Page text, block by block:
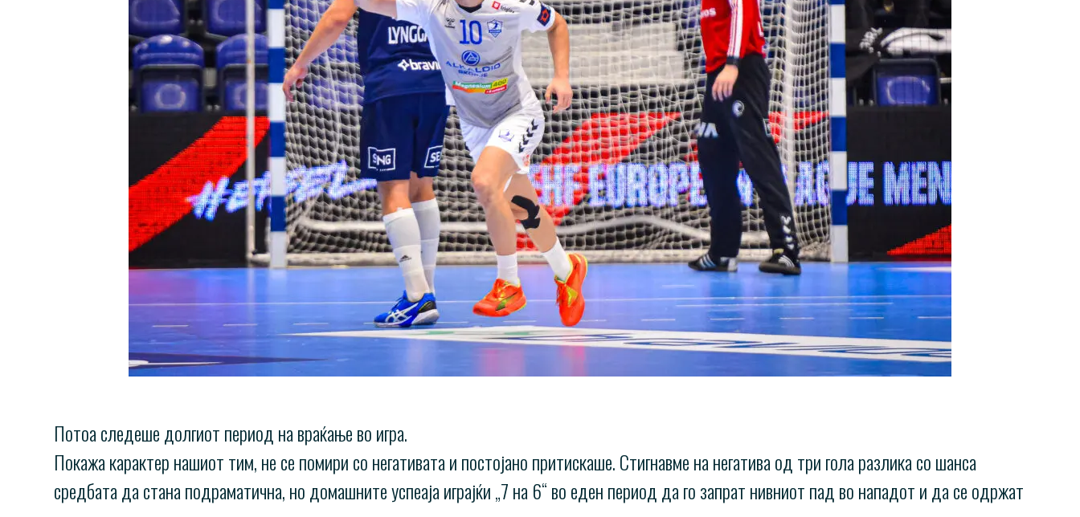
Потоа следеше долгиот период на враќање во игра.
Покажа карактер нашиот тим, не се помири со негативата и постојано притискаше. Стигнавме на негатива од три гола разлика со шанса
средбата да стана подраматична, но домашните успеаја играјќи „7 на 6“ во еден период да го запрат нивниот пад во нападот и да се одржат